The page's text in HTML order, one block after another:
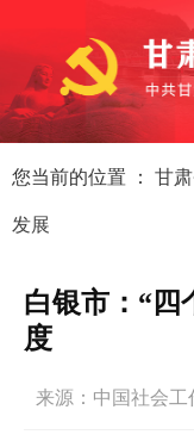
您当前的位置 ： 甘
发展
白银市：“四
度
来源：中国社会工